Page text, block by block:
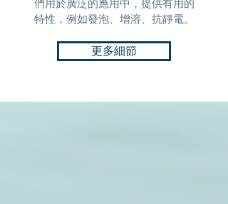
們用於廣泛的應用中，提供有用的
特性，例如發泡、增溶、抗靜電。
更多細節